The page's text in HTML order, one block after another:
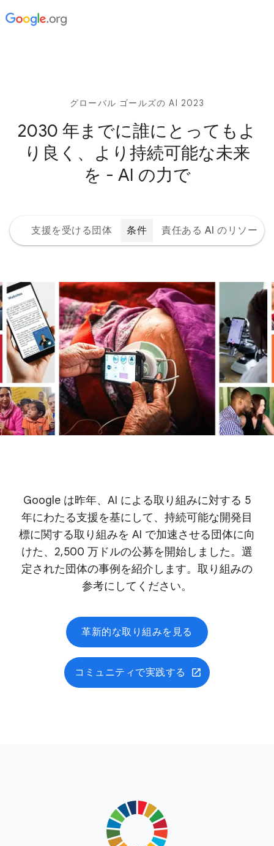
グローバル ゴールズの AI 2023
2030 年までに誰にとってもよ
り良く、より持続可能な未来
を - AI の力で
支援を受ける団体 条件 責任ある AI のリソース
Google は昨年、AI による取り組みに対する 5
年にわたる支援を基にして、持続可能な開発目
標に関する取り組みを AI で加速させる団体に向
けた、2,500 万ドルの公募を開始しました。選
定された団体の事例を紹介します。取り組みの
参考にしてください。
革新的な取り組みを見る
コミュニティで実践する